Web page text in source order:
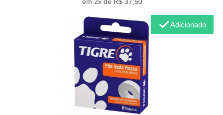
Adicionado